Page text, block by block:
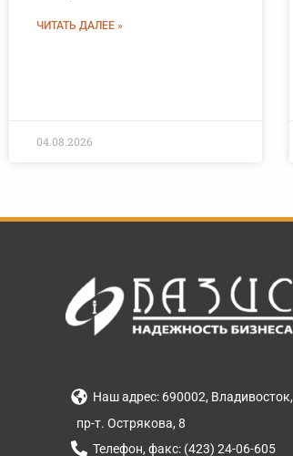
ЧИТАТЬ ДАЛЕЕ »
04.08.2026
Наш адрес: 690002, Владивосток,
пр-т. Острякова, 8
Телефон, факс: (423) 24-06-605